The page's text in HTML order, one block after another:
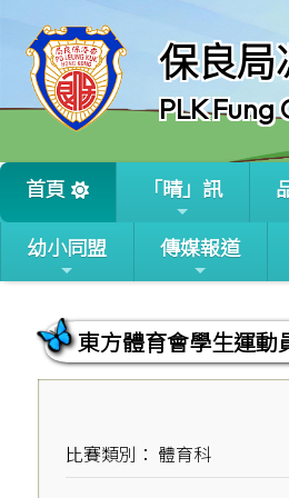
保良局
PLK
首頁 「晴」訊
幼小同盟 傳媒報道
東方體育會學生運動
比賽類別： 體育科